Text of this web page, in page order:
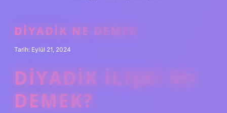
DIYADIK NE DEMEK
Tarih: Eylül 21, 2024
DIYADIK ILIŞKI NE
DEMEK?